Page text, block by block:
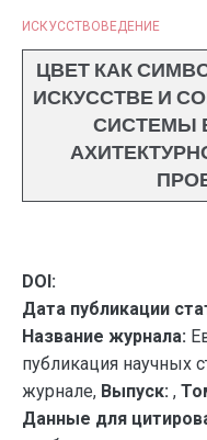
ИСКУССТВОВЕДЕНИЕ
ЦВЕТ КАК
ИСКУССТВЕ И
СИСТЕМЫ
DOI:
Дата публикации
Название журнала:
публикация научных
журнале, Выпуск: ,
Данные для